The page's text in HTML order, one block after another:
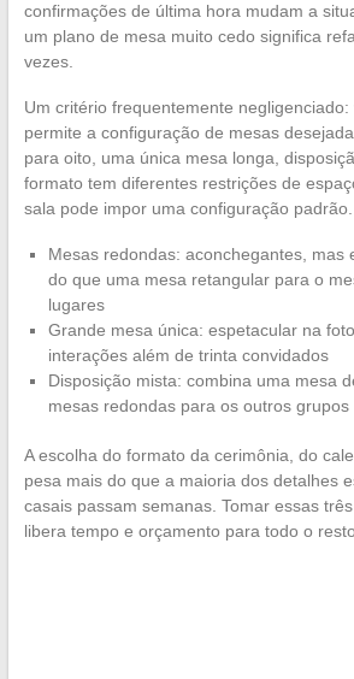
confirmações de última hora mudam a
um plano de mesa muito cedo significa
vezes.
Um critério frequentemente
permite a configuração de mesas
para oito, uma única mesa longa,
formato tem diferentes restrições de
sala pode impor uma configuração padrão.
Mesas redondas: aconchegantes, mas
do que uma mesa retangular para o
lugares
Grande mesa única: espetacular na
interações além de trinta convidados
Disposição mista: combina uma mesa
mesas redondas para os outros grupos
A escolha do formato da cerimônia, do
pesa mais do que a maioria dos detalhes
casais passam semanas. Tomar essas
libera tempo e orçamento para todo o